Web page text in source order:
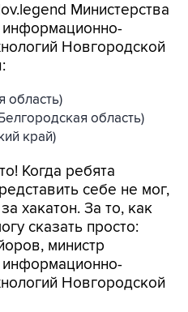
Министерства
Новгородской
область)
область)
край)
Когда ребята
себе не мог,
хакатон. За то, как
сказать просто:
министр
Новгородской